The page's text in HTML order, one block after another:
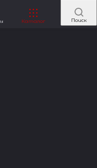
Каталог Поиск